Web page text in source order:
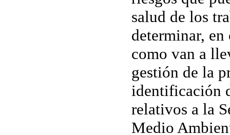
salud de los
determinar, en
como van a
gestión de la
identificación
relativos a la
Medio